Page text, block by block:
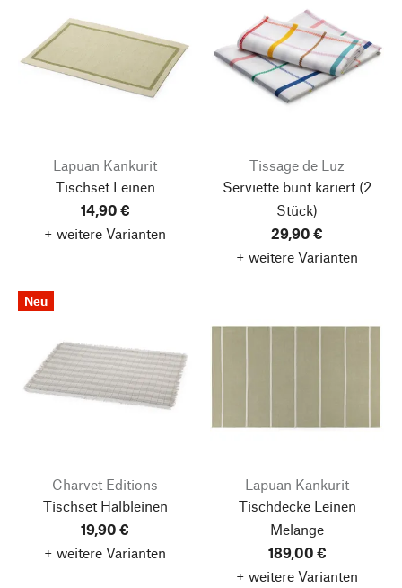
Lapuan Kankurit
Tischset Leinen
14,90 €
+ weitere Varianten
Tissage de Luz
Serviette bunt kariert (2
Stück)
29,90 €
+ weitere Varianten
Neu
Charvet Editions
Tischset Halbleinen
19,90 €
+ weitere Varianten
Lapuan Kankurit
Tischdecke Leinen
Melange
189,00 €
+ weitere Varianten